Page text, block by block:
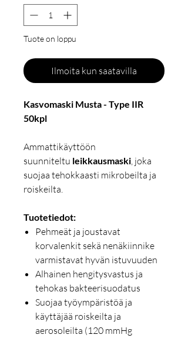
Tuote on loppu
Ilmoita kun saatavilla
Kasvomaski Musta - Type IIR
50kpl
Ammattikäyttöön
suunniteltu leikkausmaski, joka
suojaa tehokkaasti mikrobeilta ja
roiskeilta.
Tuotetiedot:
Pehmeät ja joustavat
korvalenkit sekä nenäkiinnike
varmistavat hyvän istuvuuden
Alhainen hengitysvastus ja
tehokas bakteerisuodatus
Suojaa työympäristöä ja
käyttäjää roiskeilta ja
aerosoleilta (120 mmHg